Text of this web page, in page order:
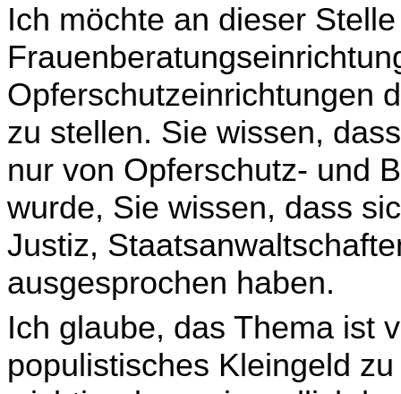
Ich möchte an dieser
Opferschutzeinrichtungen
zu stellen. Sie wissen,
nur von Opferschutz- und
wurde, Sie wissen, dass
Justiz,
ausgesprochen haben.
Ich glaube, das Thema ist
populistisches Kleingeld